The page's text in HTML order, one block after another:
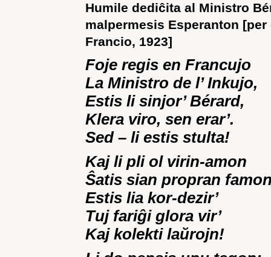
Humile dediĉita al Ministro
malpermesis Esperanton
Francio, 1923]
Foje regis en Francujo
La Ministro de l’ Inkujo,
Estis li sinjor’ Bérard,
Klera viro, sen erar’.
Sed – li estis stulta!
Kaj li pli ol virin-amon
Ŝatis sian propran
Estis lia kor-dezir’
Tuj fariĝi glora vir’
Kaj kolekti laŭrojn!